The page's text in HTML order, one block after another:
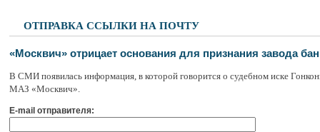
ОТПРАВКА ССЫЛКИ НА ПОЧТУ
«Москвич» отрицает основания для признания завода
В СМИ появилась информация, в которой говорится о судебном иске
МАЗ «Москвич».
E-mail отправителя: